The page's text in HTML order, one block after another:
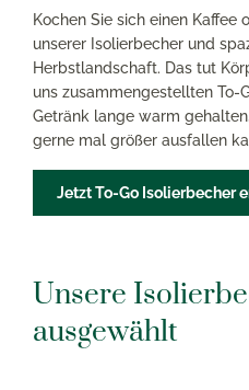
Kochen Sie sich einen Kaffee
unserer Isolierbecher und
Herbstlandschaft. Das tut
uns zusammengestellten To-
Getränk lange warm
gerne mal größer ausfallen
Jetzt To-Go Isolierbecher
Unsere
ausgewählt